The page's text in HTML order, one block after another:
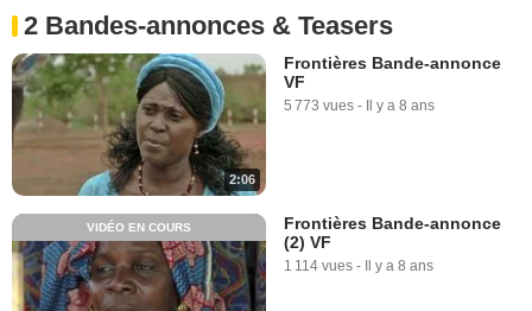
2 Bandes-annonces & Teasers
2:06
Frontières Bande-annonce
VF
5 773 vues - Il y a 8 ans
VIDÉO EN COURS
Frontières Bande-annonce
(2) VF
1 114 vues - Il y a 8 ans